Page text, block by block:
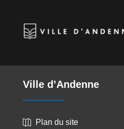
Ville d’Andenne
 Plan du site